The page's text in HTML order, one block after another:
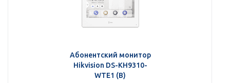
Абонентский монитор
Hikvision DS-KH9310-
WTE1 (B)